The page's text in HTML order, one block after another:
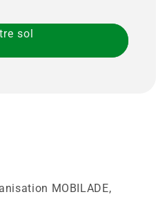
sol
MOBILADE,